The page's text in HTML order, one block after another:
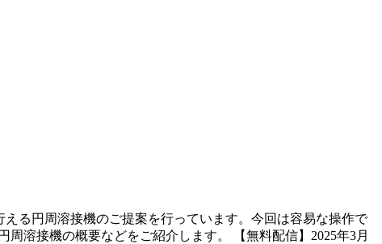
る円周溶接機のご提案を行っています。今回は容易な操作で
溶接機の概要などをご紹介します。 【無料配信】2025年3月